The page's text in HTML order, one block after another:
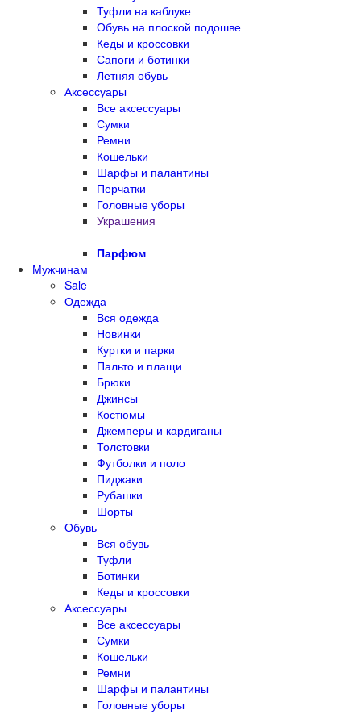
Туфли на каблуке
Обувь на плоской подошве
Кеды и кроссовки
Сапоги и ботинки
Летняя обувь
Аксессуары
Все аксессуары
Сумки
Ремни
Кошельки
Шарфы и палантины
Перчатки
Головные уборы
Украшения
Парфюм
Мужчинам
Sale
Одежда
Вся одежда
Новинки
Куртки и парки
Пальто и плащи
Брюки
Джинсы
Костюмы
Джемперы и кардиганы
Толстовки
Футболки и поло
Пиджаки
Рубашки
Шорты
Обувь
Вся обувь
Туфли
Ботинки
Кеды и кроссовки
Аксессуары
Все аксессуары
Сумки
Кошельки
Ремни
Шарфы и палантины
Головные уборы